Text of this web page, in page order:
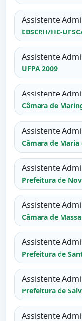
Assistente
EBSERH/HE-
Assistente
UFPA 2009
Assistente
Câmara de
Assistente
Câmara de Maria
Assistente
Prefeitura de
Assistente
Câmara de
Assistente
Prefeitura de
Assistente
Prefeitura de
Assistente